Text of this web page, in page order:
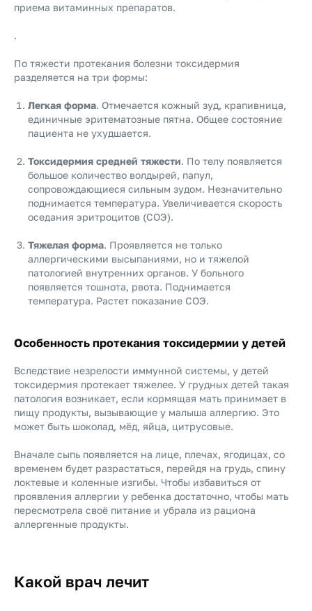
приема витаминных препаратов.
.
По тяжести протекания болезни токсидермия
разделяется на три формы:
Легкая форма. Отмечается кожный зуд, крапивница,
единичные эритематозные пятна. Общее состояние
пациента не ухудшается.
Токсидермия средней тяжести. По телу появляется
большое количество волдырей, папул,
сопровождающиеся сильным зудом. Незначительно
поднимается температура. Увеличивается скорость
оседания эритроцитов (СОЭ).
Тяжелая форма. Проявляется не только
аллергическими высыпаниями, но и тяжелой
патологией внутренних органов. У больного
появляется тошнота, рвота. Поднимается
температура. Растет показание СОЭ.
Особенность протекания токсидермии у детей
Вследствие незрелости иммунной системы, у детей
токсидермия протекает тяжелее. У грудных детей такая
патология возникает, если кормящая мать принимает в
пищу продукты, вызывающие у малыша аллергию. Это
может быть шоколад, мёд, яйца, цитрусовые.
Вначале сыпь появляется на лице, плечах, ягодицах, со
временем будет разрастаться, перейдя на грудь, спину
локтевые и коленные изгибы. Чтобы избавиться от
проявления аллергии у ребенка достаточно, чтобы мать
пересмотрела своё питание и убрала из рациона
аллергенные продукты.
Какой врач лечит